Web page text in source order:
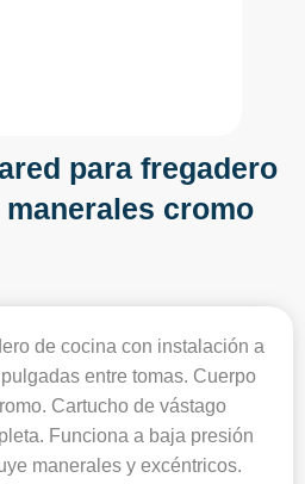
para fregadero
cromo
de cocina con instalación a
entre tomas. Cuerpo
Cartucho de vástago
Funciona a baja presión
manerales y excéntricos.